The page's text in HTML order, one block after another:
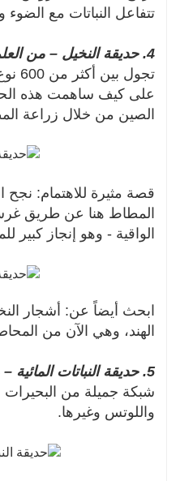
تتفاعل النباتات مع
4. حديقة النخيل – من العلم إلى الاستدامة
على كيف ساهمت هذه
الصين من خلال زراعة
قصة مثيرة للاهتمام: نجح
المطاط هنا عن طريق
الواقية - وهو إنجاز كبير
ابحث أيضاً عن: أشجار
الهند، وهي الآن من
5. حديقة النباتات المائية – ملاذ هادئ وخلاب
شبكة جميلة من البحيرات
واللوتس وغيرها.